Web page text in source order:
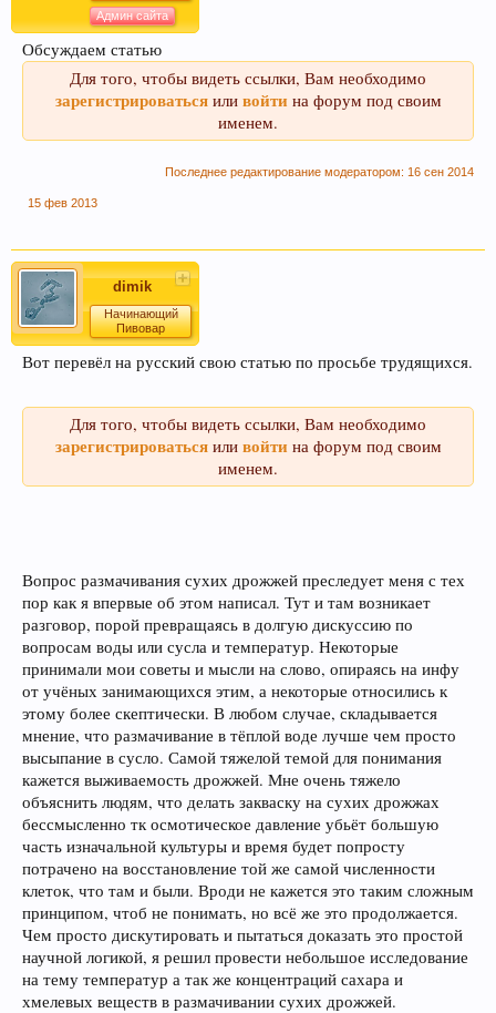
Админ сайта
Обсуждаем статью
Для того, чтобы видеть ссылки, Вам необходимо
зарегистрироватьсяили войтина форум под своим
именем.
Последнее редактирование модератором: 16 сен 2014
15 фев 2013
dimik
Начинающий
Пивовар
Вот перевёл на русский свою статью по просьбе трудящихся.
Для того, чтобы видеть ссылки, Вам необходимо
зарегистрироватьсяили войтина форум под своим
именем.
Вопрос размачивания сухих дрожжей преследует меня с тех
пор как я впервые об этом написал. Тут и там возникает
разговор, порой превращаясь в долгую дискуссию по
вопросам воды или сусла и температур. Некоторые
принимали мои советы и мысли на слово, опираясь на инфу
от учёных занимающихся этим, а некоторые относились к
этому более скептически. В любом случае, складывается
мнение, что размачивание в тёплой воде лучше чем просто
высыпание в сусло. Самой тяжелой темой для понимания
кажется выживаемость дрожжей. Мне очень тяжело
объяснить людям, что делать закваску на сухих дрожжах
бессмысленно тк осмотическое давление убьёт большую
часть изначальной культуры и время будет попросту
потрачено на восстановление той же самой численности
клеток, что там и были. Вроди не кажется это таким сложным
принципом, чтоб не понимать, но всё же это продолжается.
Чем просто дискутировать и пытаться доказать это простой
научной логикой, я решил провести небольшое исследование
на тему температур а так же концентраций сахара и
хмелевых веществ в размачивании сухих дрожжей.